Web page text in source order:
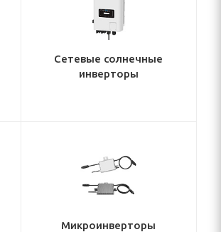
Сетевые солнечные
инверторы
Микроинверторы